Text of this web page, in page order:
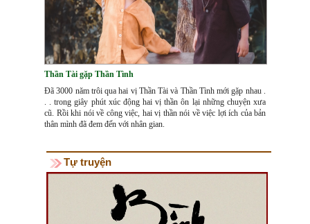
Thần Tài gặp Thần Tình
Đã 3000 năm trôi qua hai vị Thần Tài và Thần Tình mới gặp nhau .
. . trong giây phút xúc động hai vị thần ôn lại những chuyện xưa
cũ. Rồi khi nói về công việc, hai vị thần nói về việc lợi ích của bản
thân mình đã đem đến với nhân gian.
Tự truyện